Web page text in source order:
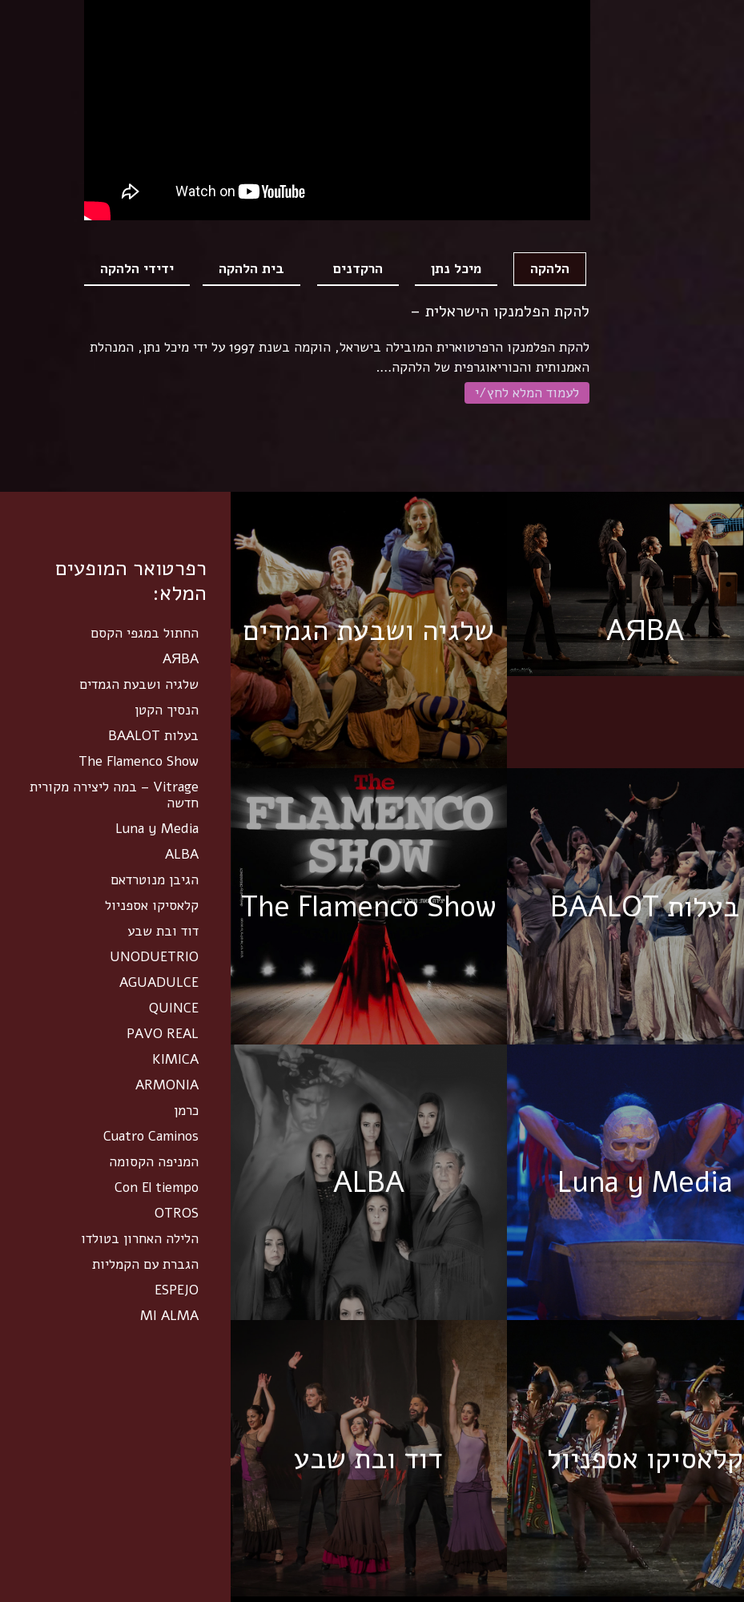
הלהקה מיכל נתן הרקדנים בית הלהקה ידידי הלהקה
להקת הפלמנקו הישראלית –
להקת הפלמנקו הרפרטוארית המובילה בישראל, הוקמה בשנת 1997 על ידי מיכל נתן, המנהלת
האמנותית והכוריאוגרפית של הלהקה….
לעמוד המלא לחץ/י
AЯBA שלגיה ושבעת הגמדים
בעלות BAALOT The Flamenco Show
Luna y Media
ALBA
קלאסיקו אספניול דוד ובת שבע
רפרטואר המופעים
המלא:
החתול במגפי הקסם
AЯBA
שלגיה ושבעת הגמדים
הנסיך הקטן
בעלות BAALOT
The Flamenco Show
Vitrage – במה ליצירה מקורית
חדשה
Luna y Media
ALBA
הגיבן מנוטרדאם
קלאסיקו אספניול
דוד ובת שבע
UNODUETRIO
AGUADULCE
QUINCE
PAVO REAL
KIMICA
ARMONIA
כרמן
Cuatro Caminos
המניפה הקסומה
Con El tiempo
OTROS
הלילה האחרון בטולדו
הגברת עם הקמליות
ESPEJO
MI ALMA